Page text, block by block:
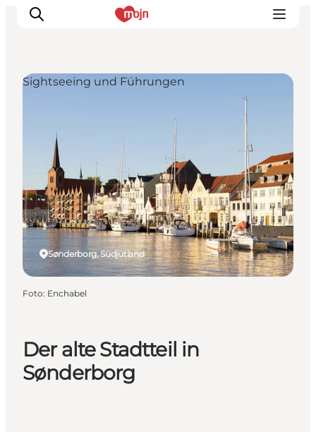
Städte und Regionen
Events
Übernachtung
Plane deine Reise
Booking
Der alte Stadtteil in
Sønderborg
Sønderborg, Südjütland
Sightseeing und Führungen
Foto: Enchabel